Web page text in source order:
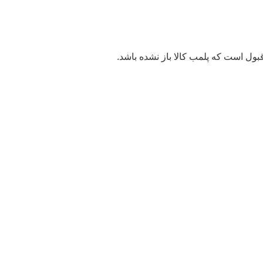
است که پلمب کالا باز نشده باشد.